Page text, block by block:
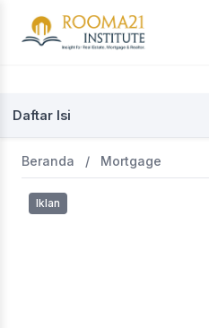
Daftar Isi
Beranda / Mortgage
Iklan